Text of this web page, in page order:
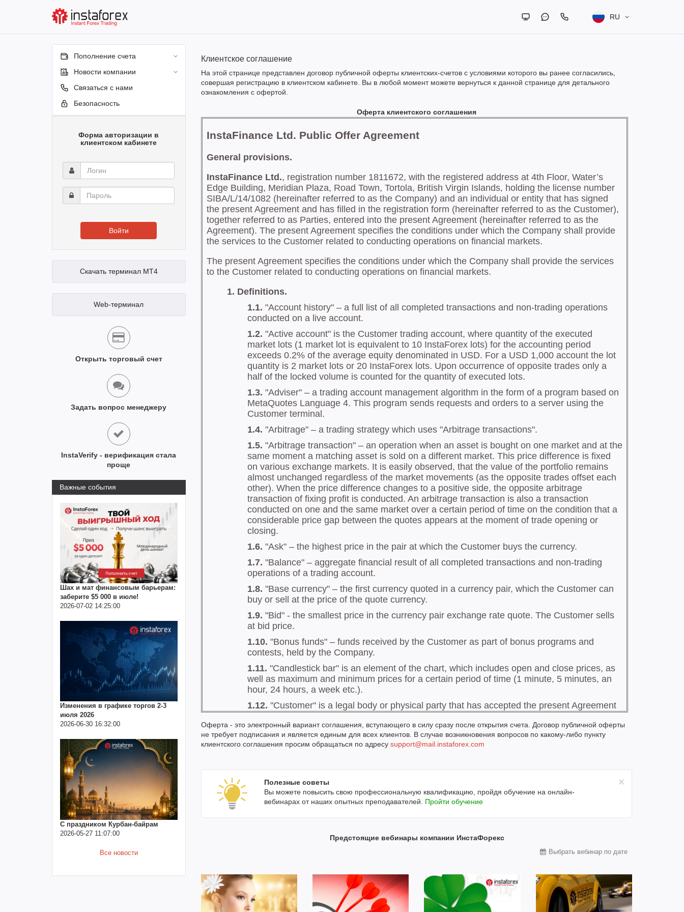
RU
Пополнение счета
Новости компании
Связаться с нами
Безопасность
Форма авторизации в
клиентском кабинете
Логин
Пароль
Войти
Скачать терминал MT4
Web-терминал
Открыть торговый счет
Задать вопрос менеджеру
InstaVerify - верификация стала
проще
Важные события
Шах и мат финансовым барьерам:
заберите $5 000 в июле!
2026-07-02 14:25:00
Изменения в графике торгов 2-3
июля 2026
2026-06-30 16:32:00
С праздником Курбан-байрам
2026-05-27 11:07:00
Все новости
Клиентское соглашение
На этой странице представлен договор публичной оферты клиентских-счетов с условиями которого вы ранее согласились,
совершая регистрацию в клиентском кабинете. Вы в любой момент можете вернуться к данной странице для детального
ознакомления с офертой.
Оферта клиентского соглашения
Оферта - это электронный вариант соглашения, вступающего в силу сразу после открытия счета. Договор публичной оферты
не требует подписания и является единым для всех клиентов. В случае возникновения вопросов по какому-либо пункту
клиентского соглашения просим обращаться по адресу support@mail.instaforex.com
Полезные советы
Вы можете повысить свою профессиональную квалификацию, пройдя обучение на онлайн-
вебинарах от наших опытных преподавателей. Пройти обучение
×